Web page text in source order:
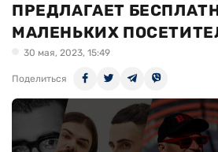
ПРЕДЛАГАЕТ
МАЛЕНЬКИХ
30 мая, 2023, 15:49
Поделиться